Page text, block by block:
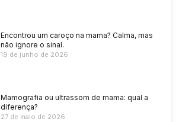
Encontrou um caroço na mama? Calma, mas
não ignore o sinal.
19 de junho de 2026
Mamografia ou ultrassom de mama: qual a
diferença?
27 de maio de 2026